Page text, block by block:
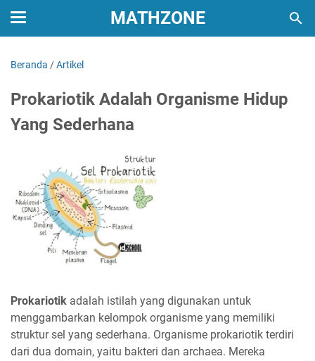
MATHZONE
Beranda /Artikel
Prokariotik Adalah Organisme Hidup
Yang Sederhana
Prokariotik adalah istilah yang digunakan untuk
menggambarkan kelompok organisme yang memiliki
struktur sel yang sederhana. Organisme prokariotik terdiri
dari dua domain, yaitu bakteri dan archaea. Mereka